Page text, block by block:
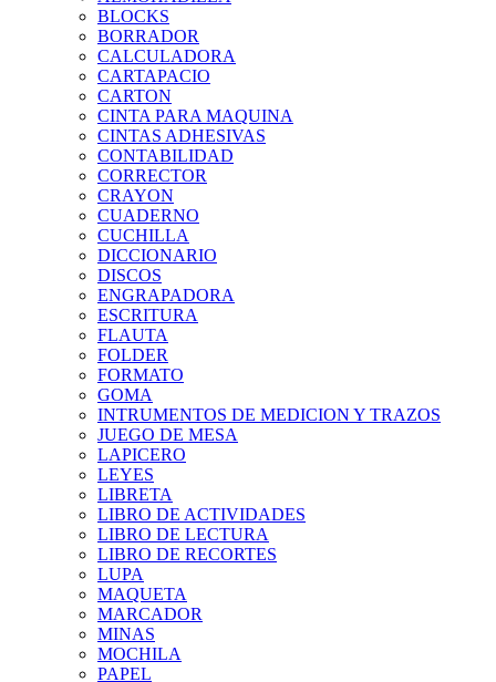
BLOCKS
BORRADOR
CALCULADORA
CARTAPACIO
CARTON
CINTA PARA MAQUINA
CINTAS ADHESIVAS
CONTABILIDAD
CORRECTOR
CRAYON
CUADERNO
CUCHILLA
DICCIONARIO
DISCOS
ENGRAPADORA
ESCRITURA
FLAUTA
FOLDER
FORMATO
GOMA
INTRUMENTOS DE MEDICION Y TRAZOS
JUEGO DE MESA
LAPICERO
LEYES
LIBRETA
LIBRO DE ACTIVIDADES
LIBRO DE LECTURA
LIBRO DE RECORTES
LUPA
MAQUETA
MARCADOR
MINAS
MOCHILA
PAPEL